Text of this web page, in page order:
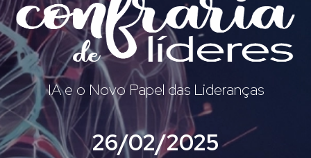
IA e o Novo Papel das Lideranças
26/02/2025